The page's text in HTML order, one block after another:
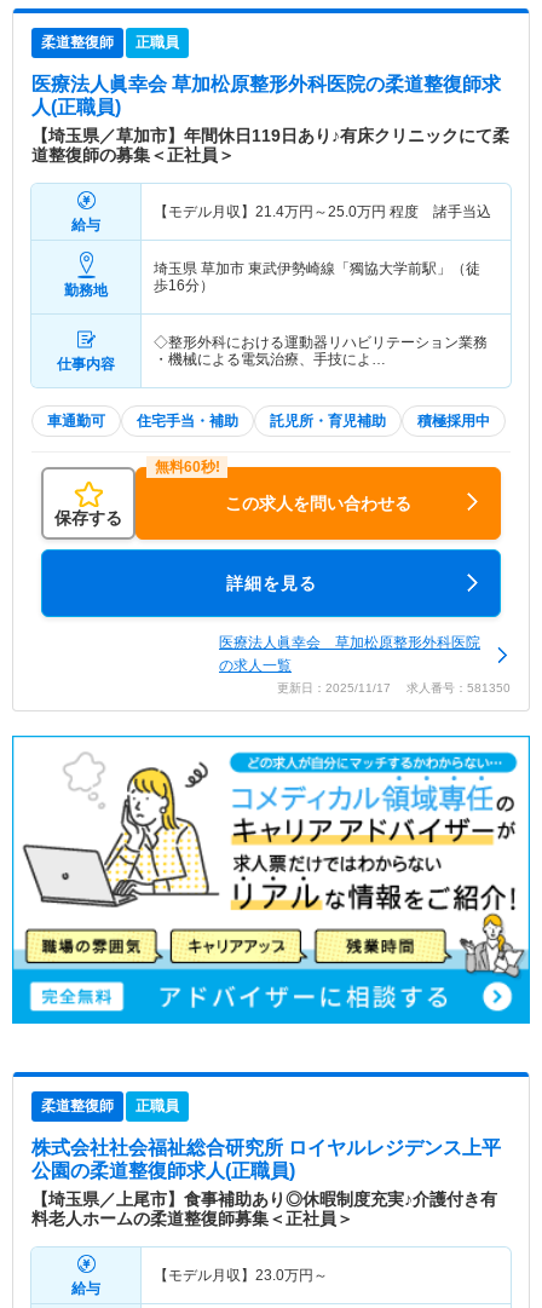
柔道整復師 正職員
医療法人眞幸会 草加松原整形外科医院の柔道整復師求
人(正職員)
【埼玉県／草加市】年間休日119日あり♪有床クリニックにて柔
道整復師の募集＜正社員＞
給与
【モデル月収】 21.4万円～25.0万円 程度 諸手当込
勤務地
埼玉県 草加市 東武伊勢崎線「獨協大学前駅」（徒
歩16分）
仕事内容
◇整形外科における運動器リハビリテーション業務
・機械による電気治療、手技によ…
車通勤可 住宅手当・補助 託児所・育児補助 積極採用中
保存する
この求人を問い合わせる
詳細を見る
医療法人眞幸会 草加松原整形外科医院
の求人一覧
更新日：2025/11/17 求人番号：581350
柔道整復師 正職員
株式会社社会福祉総合研究所 ロイヤルレジデンス上平
公園の柔道整復師求人(正職員)
【埼玉県／上尾市】食事補助あり◎休暇制度充実♪介護付き有
料老人ホームの柔道整復師募集＜正社員＞
給与
【モデル月収】 23.0万円～